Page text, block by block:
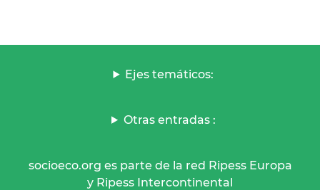
Ejes temáticos:
Otras entradas :
socioeco.org es parte de la red Ripess Europa
y Ripess Intercontinental